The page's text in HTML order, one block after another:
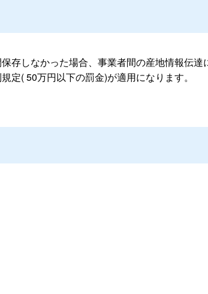
しなかった場合、事業者間の産地情報伝
定( 50万円以下の罰金)が適用になります。